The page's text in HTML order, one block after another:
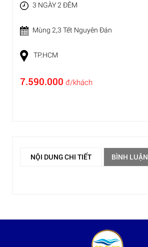
3 NGÀY 2 ĐÊM
Mùng 2,3 Tết Nguyên Đán
TP.HCM
7.590.000 đ/khách
NỘI DUNG CHI TIẾT BÌNH LUẬN